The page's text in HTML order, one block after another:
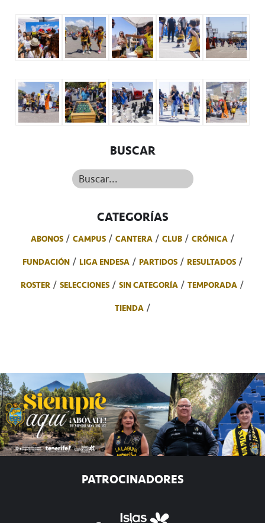
BUSCAR
Buscar...
CATEGORÍAS
ABONOS CAMPUS CANTERA CLUB
CRÓNICA
FUNDACIÓN
LIGA ENDESA PARTIDOS
RESULTADOS
ROSTER
SELECCIONES SIN CATEGORÍA
TEMPORADA
TIENDA
PATROCINADORES